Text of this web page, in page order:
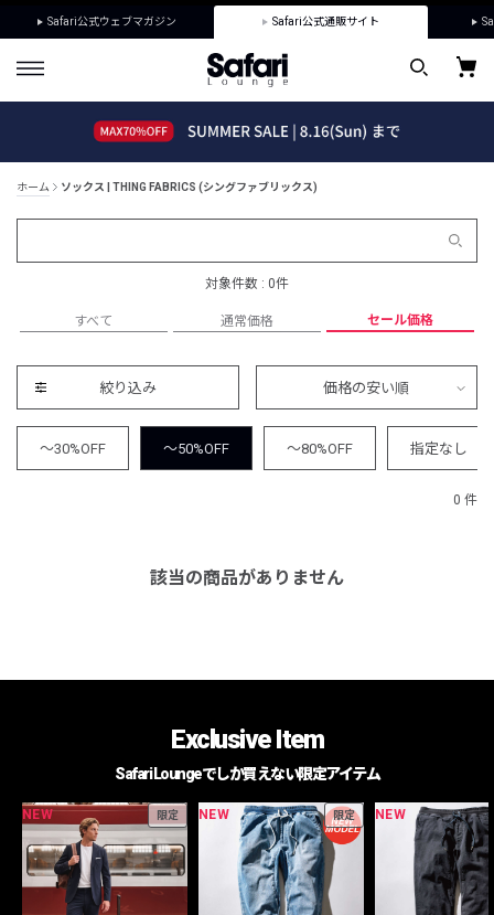
Safari公式ウェブマガジン Safari公式通販サイト
ホーム ソックス | THING FABRICS (シングファブリックス)
対象件数 : 0件
すべて 通常価格 セール価格
絞り込み 価格の安い順
～30%OFF ～50%OFF ～80%OFF 指定なし
0 件
該当の商品がありません
Exclusive Item
Safari Loungeでしか買えない限定アイテム
NEW 限定 NEW 限定 NEW